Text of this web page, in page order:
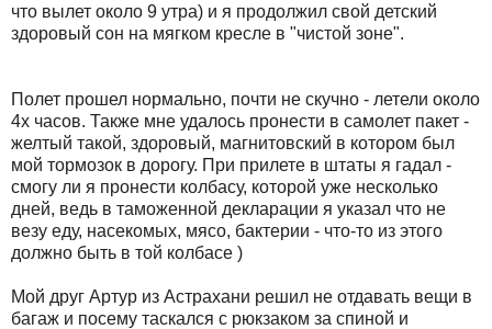
что вылет около 9 утра) и я продолжил свой детский
здоровый сон на мягком кресле в "чистой зоне".
Полет прошел нормально, почти не скучно - летели около
4х часов. Также мне удалось пронести в самолет пакет -
желтый такой, здоровый, магнитовский в котором был
мой тормозок в дорогу. При прилете в штаты я гадал -
смогу ли я пронести колбасу, которой уже несколько
дней, ведь в таможенной декларации я указал что не
везу еду, насекомых, мясо, бактерии - что-то из этого
должно быть в той колбасе )
Мой друг Артур из Астрахани решил не отдавать вещи в
багаж и посему таскался с рюкзаком за спиной и